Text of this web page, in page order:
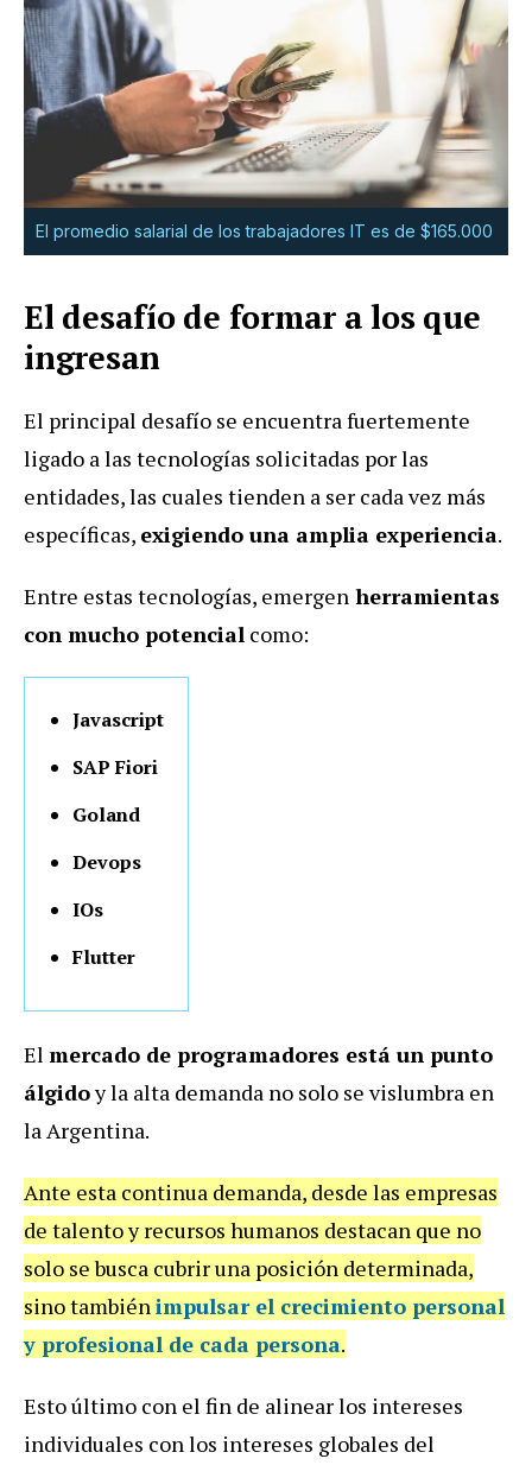
El promedio salarial de los trabajadores IT es de $165.000
El desafío de formar a los que
ingresan
El principal desafío se encuentra fuertemente
ligado a las tecnologías solicitadas por las
entidades, las cuales tienden a ser cada vez más
específicas, exigiendo una amplia experiencia.
Entre estas tecnologías, emergen herramientas
con mucho potencial como:
Javascript
SAP Fiori
Goland
Devops
IOs
Flutter
El mercado de programadores está un punto
álgidoy la alta demanda no solo se vislumbra en
la Argentina.
Ante esta continua demanda, desde las empresas
de talento y recursos humanos destacan que no
solo se busca cubrir una posición determinada,
sino tambiénimpulsar el crecimiento personal
y profesional de cada persona.
Esto último con el fin de alinear los intereses
individuales con los intereses globales del